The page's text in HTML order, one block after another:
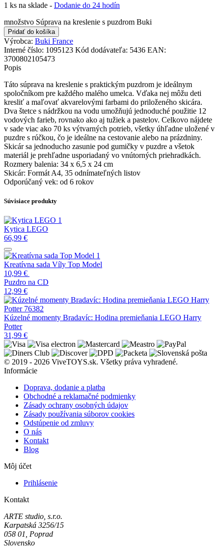
1 ks na sklade - Dodanie do 24 hodín
množstvo Súprava na kreslenie s puzdrom Buki
Pridať do košíka
Výrobca: Buki France
Interné číslo: 1095123 Kód dodávateľa: 5436 EAN:
3700802105473
Popis
Táto súprava na kreslenie s praktickým puzdrom je ideálnym
spoločníkom pre každého malého umelca. Vďaka nej môžu deti
kresliť a maľovať akvarelovými farbami do priloženého skicára.
Dva štetce s nádržkou na vodu umožňujú jednoduché použitie 12
vodových farieb, rovnako ako aj tužiek a pastelov. Celkovo nájdete
v sade viac ako 70 ks výtvarných potrieb, všetky úhľadne uložené v
puzdre s rúčkou, čo je ideálne na cestovanie alebo na prázdniny.
Skicár sa jednoducho zasunie pod gumičky v puzdre a všetok
materiál je prehľadne usporiadaný vo vnútorných priehradkách.
Rozmery balenia: 34 x 6,5 x 24 cm
Skicár: Formát A4, 35 odnímateľných listov
Odporúčaný vek: od 6 rokov
Súvisiace produkty
Kytica LEGO
66,99 €
Kreatívna sada Víly Top Model
10,99 €
Puzdro na CD
12,99 €
Kúzelné momenty Bradavíc: Hodina premieňania LEGO Harry
Potter
31,99 €
© 2019 - 2026 ViveTOYS.sk. Všetky práva vyhradené.
Informácie
Doprava, dodanie a platba
Obchodné a reklamačné podmienky
Zásady ochrany osobných údajov
Zásady používania súborov cookies
Odstúpenie od zmluvy
O nás
Kontakt
Blog
Môj účet
Prihlásenie
Kontakt
ARTE studio, s.r.o.
Karpatská 3256/15
058 01, Poprad
Slovensko